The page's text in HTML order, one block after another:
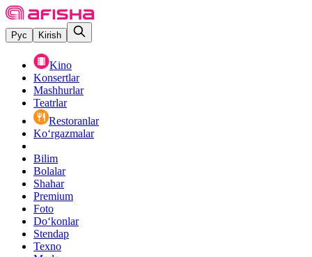
Рус Kirish
Kino
Konsertlar
Mashhurlar
Teatrlar
Restoranlar
Ko‘rgazmalar
Bilim
Bolalar
Shahar
Premium
Foto
Do‘konlar
Stendap
Texno